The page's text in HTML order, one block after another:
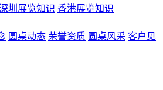
圳展览知识 香港展览知识
圆桌动态 荣誉资质 圆桌风采 客户见